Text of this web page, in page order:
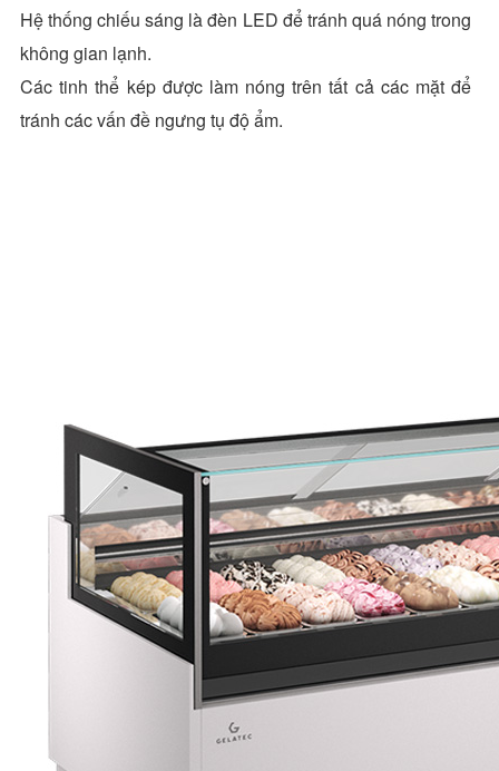
Hệ thống chiếu sáng là đèn LED để tránh quá nóng trong
không gian lạnh.
Các tinh thể kép được làm nóng trên tất cả các mặt để
tránh các vấn đề ngưng tụ độ ẩm.